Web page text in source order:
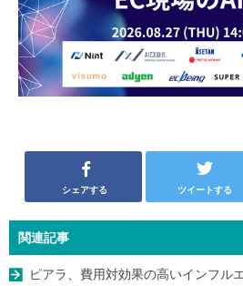
シェアする ツイートする
関連記事
ピアラ、費用対効果の高いインフル